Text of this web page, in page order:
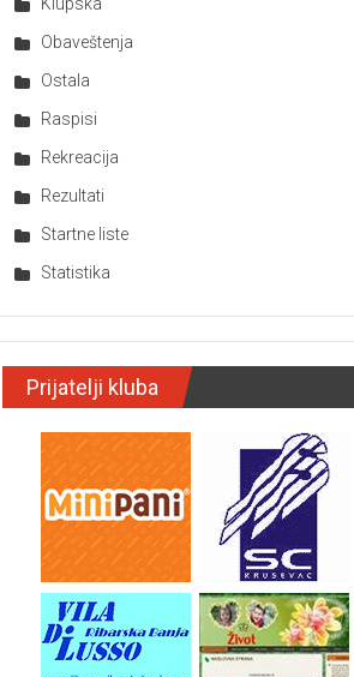
Obaveštenja
Ostala
Raspisi
Rekreacija
Rezultati
Startne liste
Statistika
Prijatelji kluba